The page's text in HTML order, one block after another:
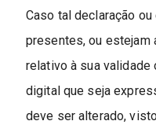
Caso tal declaração
presentes, ou estejam
relativo à sua validade
digital que seja
deve ser alterado,